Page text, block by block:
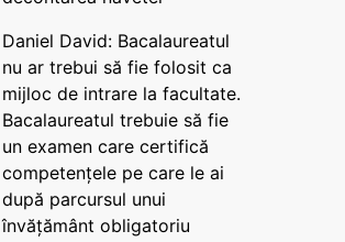
Daniel David: Bacalaureatul
nu ar trebui să fie folosit ca
mijloc de intrare la facultate.
Bacalaureatul trebuie să fie
un examen care certifică
competențele pe care le ai
după parcursul unui
învățământ obligatoriu